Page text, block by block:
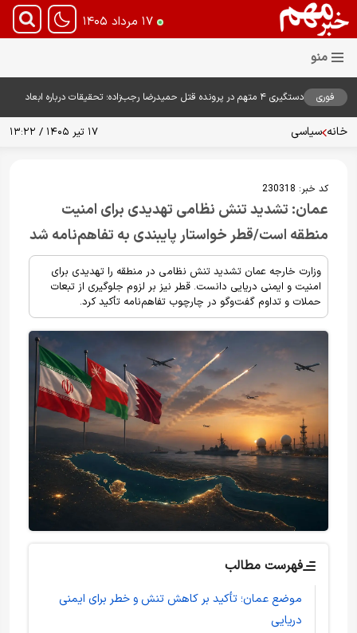
۱۷ مرداد ۱۴۰۵
فوری
دستگیری ۴ متهم در پرونده قتل حمیدرضا رجب‌زاده؛ تحقیقات درباره ابعاد
خانه سیاسی ۱۷ تیر ۱۴۰۵ / ۱۳:۲۲
کد خبر: 230318
عمان: تشدید تنش نظامی تهدیدی برای امنیت
منطقه است/قطر خواستار پایبندی به تفاهم‌نامه شد
وزارت خارجه عمان تشدید تنش نظامی در منطقه را تهدیدی برای
امنیت و ایمنی دریایی دانست. قطر نیز بر لزوم جلوگیری از تبعات
حملات و تداوم گفت‌وگو در چارچوب تفاهم‌نامه تأکید کرد.
فهرست مطالب
موضع عمان؛ تأکید بر کاهش تنش و خطر برای ایمنی
دریایی